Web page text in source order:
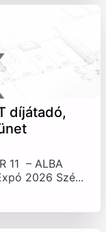
díjátadó,
11 – ALBA
2026 Szé...